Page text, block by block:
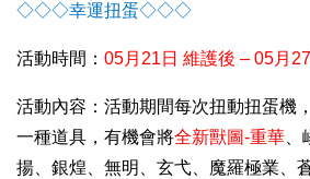
◇◇◇幸運扭蛋◇◇◇
活動時間： 05月21日 維護後 – 05月
活動內容：活動期間每次扭動扭蛋機
一種道具，有機會將全新獸圖-重華
揚、銀煌、無明、玄弋、魔羅極業、